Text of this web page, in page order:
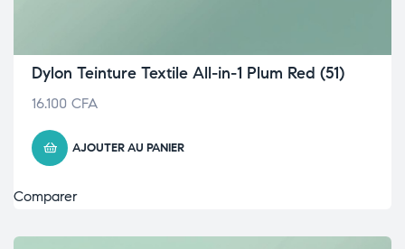
Dylon Teinture Textile All-in-1 Plum Red (51)
16.100 CFA
AJOUTER AU PANIER
Comparer